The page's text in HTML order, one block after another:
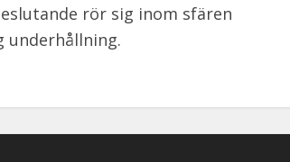
rör sig inom sfären